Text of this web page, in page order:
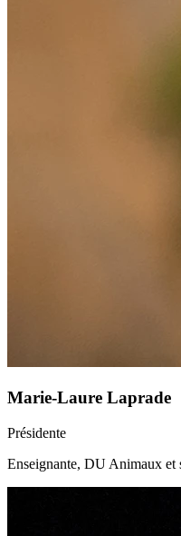
Marie-Laure Laprade
Présidente
Enseignante, DU Animaux et